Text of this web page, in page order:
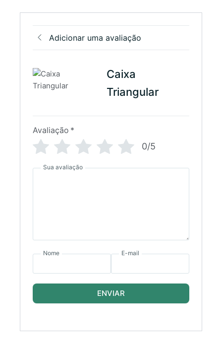
Adicionar uma avaliação
Caixa
Triangular
Avaliação *
0/5
Sua avaliação
Nome E-mail
ENVIAR